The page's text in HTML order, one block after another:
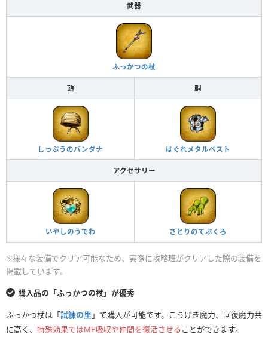
武器
ふっかつの杖
頭 胴
しっぷうのバンダナ はぐれメタルベスト
アクセサリー
いやしのうでわ さとりのてぶくろ
※様々な装備でクリア可能なため、実際に攻略班がクリアした際の装備を
掲載しています。
購入品の「ふっかつの杖」が優秀
ふっかつ杖は「試練の里 」で購入が可能です。こうげき魔力、回復魔力共
に高く、 特殊効果ではMP吸収や仲間を復活させる ことができます。